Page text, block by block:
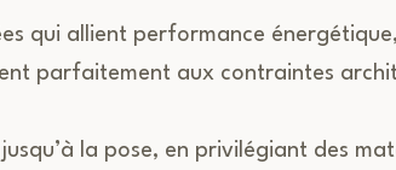
qui allient performance
parfaitement aux contraintes
la pose, en privilégiant des